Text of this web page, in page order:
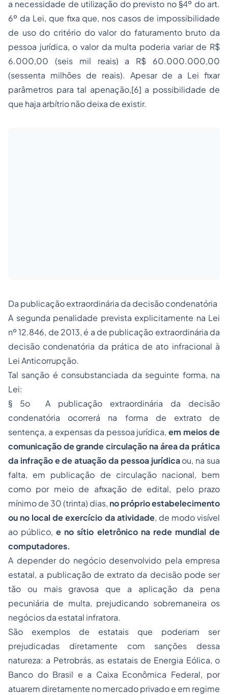
a necessidade de utilização do previsto no §4º do art.
6º da Lei, que fixa que, nos casos de impossibilidade
de uso do critério do valor do faturamento bruto da
pessoa jurídica, o valor da multa poderia variar de R$
6.000,00 (seis mil reais) a R$ 60.000.000,00
(sessenta milhões de reais). Apesar de a Lei fixar
parâmetros para tal apenação,[6] a possibilidade de
que haja arbítrio não deixa de existir.
Da publicação extraordinária da decisão condenatória
A segunda penalidade prevista explicitamente na Lei
nº 12.846, de 2013, é a de publicação extraordinária da
decisão condenatória da prática de ato infracional à
Lei Anticorrupção.
Tal sanção é consubstanciada da seguinte forma, na
Lei:
§ 5o A publicação extraordinária da decisão
condenatória ocorrerá na forma de extrato de
sentença, a expensas da pessoa jurídica,em meios de
comunicação de grande circulação na área da prática
da infração e de atuação da pessoa jurídicaou, na sua
falta, em publicação de circulação nacional, bem
como por meio de afixação de edital, pelo prazo
mínimo de 30 (trinta) dias, no próprio estabelecimento
ou no local de exercício da atividade, de modo visível
ao público,e no sítio eletrônico na rede mundial de
computadores.
A depender do negócio desenvolvido pela empresa
estatal, a publicação de extrato da decisão pode ser
tão ou mais gravosa que a aplicação da pena
pecuniária de multa, prejudicando sobremaneira os
negócios da estatal infratora.
São exemplos de estatais que poderiam ser
prejudicadas diretamente com sanções dessa
natureza: a Petrobrás, as estatais de Energia Eólica, o
Banco do Brasil e a Caixa Econômica Federal, por
atuarem diretamente no mercado privado e em regime